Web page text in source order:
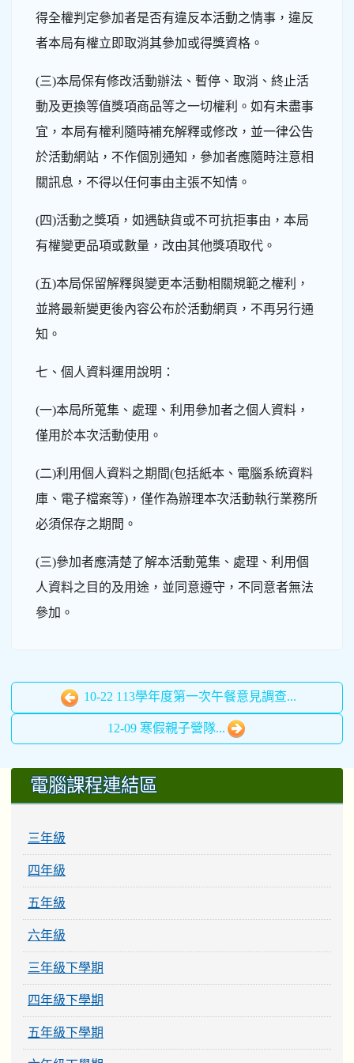
得全權判定參加者是否有違反本活動之情事，違反
者本局有權立即取消其參加或得獎資格。
(三)本局保有修改活動辦法、暫停、取消、終止活
動及更換等值獎項商品等之一切權利。如有未盡事
宜，本局有權利隨時補充解釋或修改，並一律公告
於活動網站，不作個別通知，參加者應隨時注意相
關訊息，不得以任何事由主張不知情。
(四)活動之獎項，如遇缺貨或不可抗拒事由，本局
有權變更品項或數量，改由其他獎項取代。
(五)本局保留解釋與變更本活動相關規範之權利，
並將最新變更後內容公布於活動網頁，不再另行通
知。
七、個人資料運用說明：
(一)本局所蒐集、處理、利用參加者之個人資料，
僅用於本次活動使用。
(二)利用個人資料之期間(包括紙本、電腦系統資料
庫、電子檔案等)，僅作為辦理本次活動執行業務所
必須保存之期間。
(三)參加者應清楚了解本活動蒐集、處理、利用個
人資料之目的及用途，並同意遵守，不同意者無法
參加。
10-22 113學年度第一次午餐意見調查...
12-09 寒假親子營隊...
電腦課程連結區
三年級
四年級
五年級
六年級
三年級下學期
四年級下學期
五年級下學期